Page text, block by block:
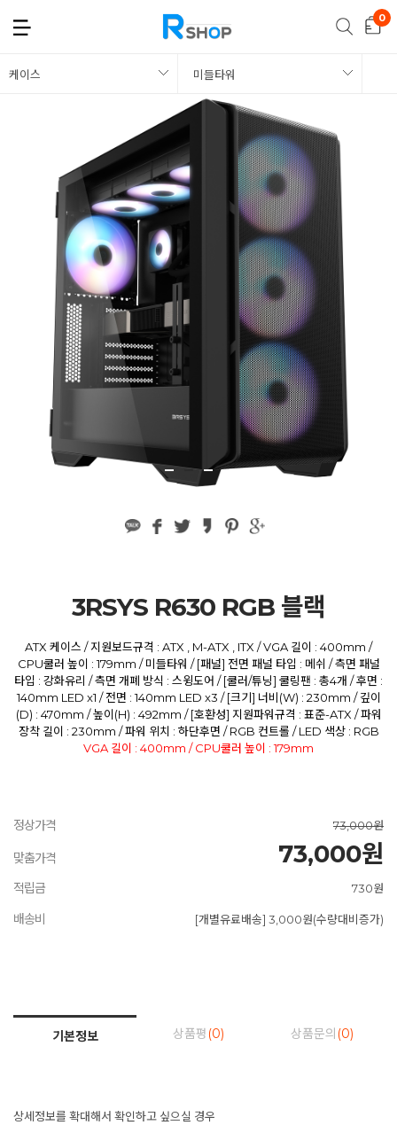
케이스 미들타워
3RSYS R630 RGB 블랙
ATX 케이스 / 지원보드규격 : ATX , M-ATX , ITX / VGA 길이 : 400mm /
CPU쿨러 높이 : 179mm / 미들타워 / [패널] 전면 패널 타입 : 메쉬 / 측면 패널
타입 : 강화유리 / 측면 개폐 방식 : 스윙도어 / [쿨러/튜닝] 쿨링팬 : 총4개 / 후면 :
140mm LED x1 / 전면 : 140mm LED x3 / [크기] 너비(W) : 230mm / 깊이
(D) : 470mm / 높이(H) : 492mm / [호환성] 지원파워규격 : 표준-ATX / 파워
장착 길이 : 230mm / 파워 위치 : 하단후면 / RGB 컨트롤 / LED 색상 : RGB
VGA 길이 : 400mm / CPU쿨러 높이 : 179mm
정상가격 73,000원
맞춤가격 73,000원
적립금 730원
배송비 [개별유료배송] 3,000원(수량대비증가)
기본정보 상품평 (0) 상품문의 (0)
상세정보를 확대해서 확인하고 싶으실 경우